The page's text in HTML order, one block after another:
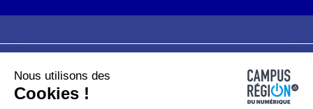
Plan du site
Nous utilisons des
Cookies !